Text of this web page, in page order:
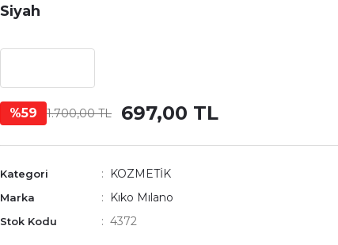
Siyah
%59 1.700,00 TL 697,00 TL
Kategori KOZMETİK
Marka Kıko Mılano
Stok Kodu 4372